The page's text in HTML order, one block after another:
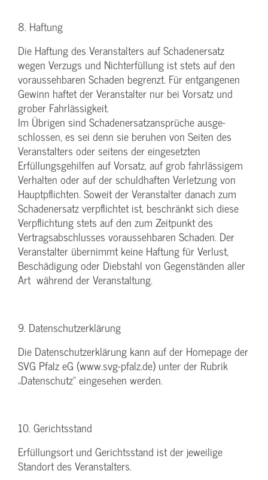
8. Haftung
Die Haftung des Veranstalters auf Schadenersatz
wegen Verzugs und Nichterfüllung ist stets auf den
voraussehbaren Schaden begrenzt. Für entgangenen
Gewinn haftet der Veranstalter nur bei Vorsatz und
grober Fahrlässigkeit.
Im Übrigen sind Schadenersatzansprüche ausge-
schlossen, es sei denn sie beruhen von Seiten des
Veranstalters oder seitens der eingesetzten
Erfüllungsgehilfen auf Vorsatz, auf grob fahrlässigem
Verhalten oder auf der schuldhaften Verletzung von
Hauptpflichten. Soweit der Veranstalter danach zum
Schadenersatz verpflichtet ist, beschränkt sich diese
Verpflichtung stets auf den zum Zeitpunkt des
Vertragsabschlusses voraussehbaren Schaden. Der
Veranstalter übernimmt keine Haftung für Verlust,
Beschädigung oder Diebstahl von Gegenständen aller
Art während der Veranstaltung.
9. Datenschutzerklärung
Die Datenschutzerklärung kann auf der Homepage der
SVG Pfalz eG (www.svg-pfalz.de) unter der Rubrik
„Datenschutz“ eingesehen werden.
10. Gerichtsstand
Erfüllungsort und Gerichtsstand ist der jeweilige
Standort des Veranstalters.